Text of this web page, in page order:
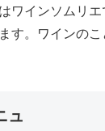
ワインソムリ
す。ワインの
ュ